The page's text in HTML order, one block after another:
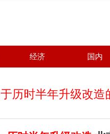
经济 国内
历时半年升级改造